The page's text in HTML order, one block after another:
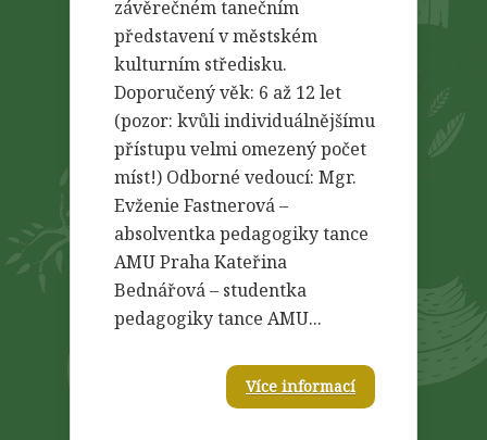
závěrečném tanečním
představení v městském
kulturním středisku.
Doporučený věk: 6 až 12 let
(pozor: kvůli individuálnějšímu
přístupu velmi omezený počet
míst!) Odborné vedoucí: Mgr.
Evženie Fastnerová –
absolventka pedagogiky tance
AMU Praha Kateřina
Bednářová – studentka
pedagogiky tance AMU...
Více informací